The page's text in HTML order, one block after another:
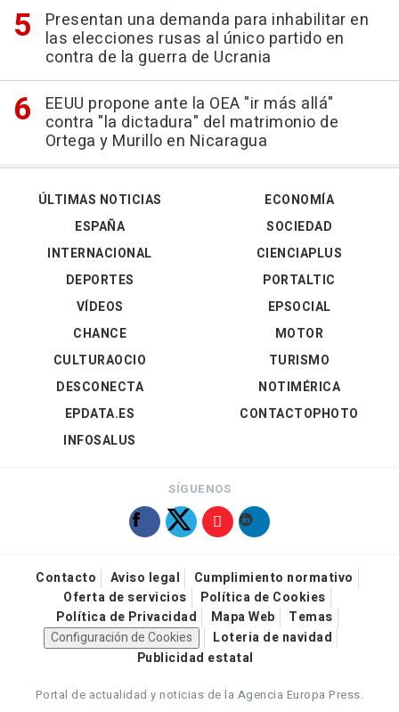
Presentan una demanda para inhabilitar en
las elecciones rusas al único partido en
contra de la guerra de Ucrania
EEUU propone ante la OEA "ir más allá"
contra "la dictadura" del matrimonio de
Ortega y Murillo en Nicaragua
ÚLTIMAS NOTICIAS
ESPAÑA
INTERNACIONAL
DEPORTES
VÍDEOS
ECONOMÍA
SOCIEDAD
CIENCIAPLUS
PORTALTIC
EPSOCIAL
CHANCE
CULTURAOCIO
DESCONECTA
EPDATA.ES
INFOSALUS
MOTOR
TURISMO
NOTIMÉRICA
CONTACTOPHOTO
SÍGUENOS
Contacto Aviso legal
Cumplimiento normativo
Oferta de servicios
Política de Cookies
Política de Privacidad
Mapa Web
Temas
Configuración de Cookies
Loteria de navidad
Publicidad estatal
Portal de actualidad y noticias de la Agencia Europa Press.